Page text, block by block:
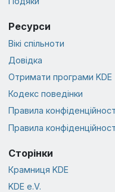
Ресурси
Вікі спільноти
Довідка
Отримати програми KDE
Кодекс поведінки
Правила
Правила
Сторінки
Крамниця KDE
KDE e.V.